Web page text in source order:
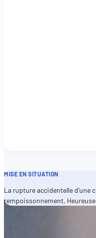
MISE EN SITUATION
La rupture accidentelle d’une
rempoissonnement.